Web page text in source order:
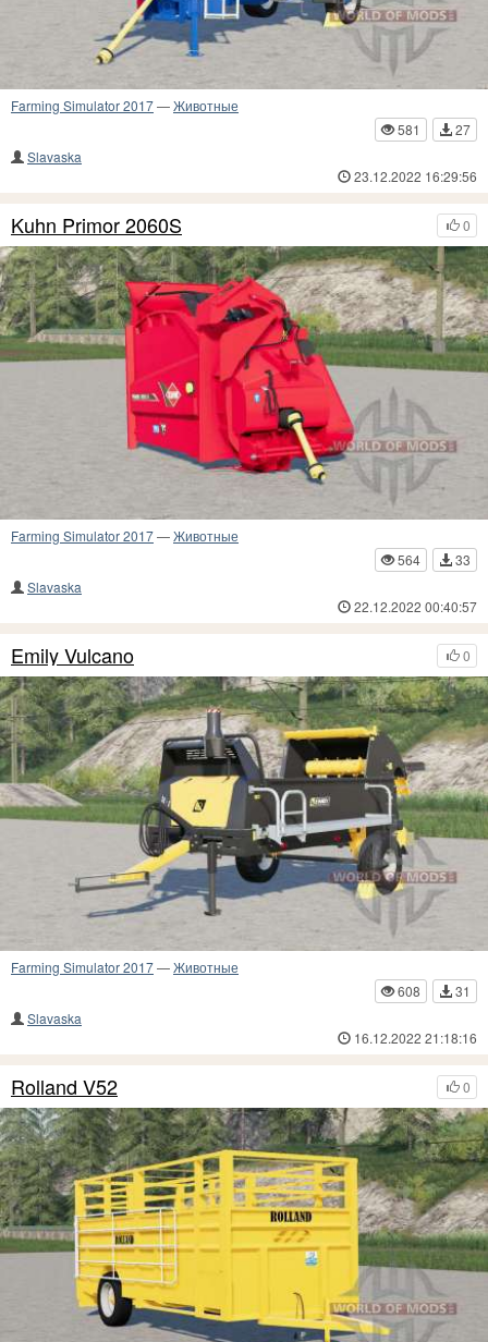
Farming Simulator 2017—Животные
581
27
Slavaska
23.12.2022 16:29:56
0
Kuhn Primor 2060S
Farming Simulator 2017—Животные
564
33
Slavaska
22.12.2022 00:40:57
0
Emily Vulcano
Farming Simulator 2017—Животные
608
31
Slavaska
16.12.2022 21:18:16
0
Rolland V52